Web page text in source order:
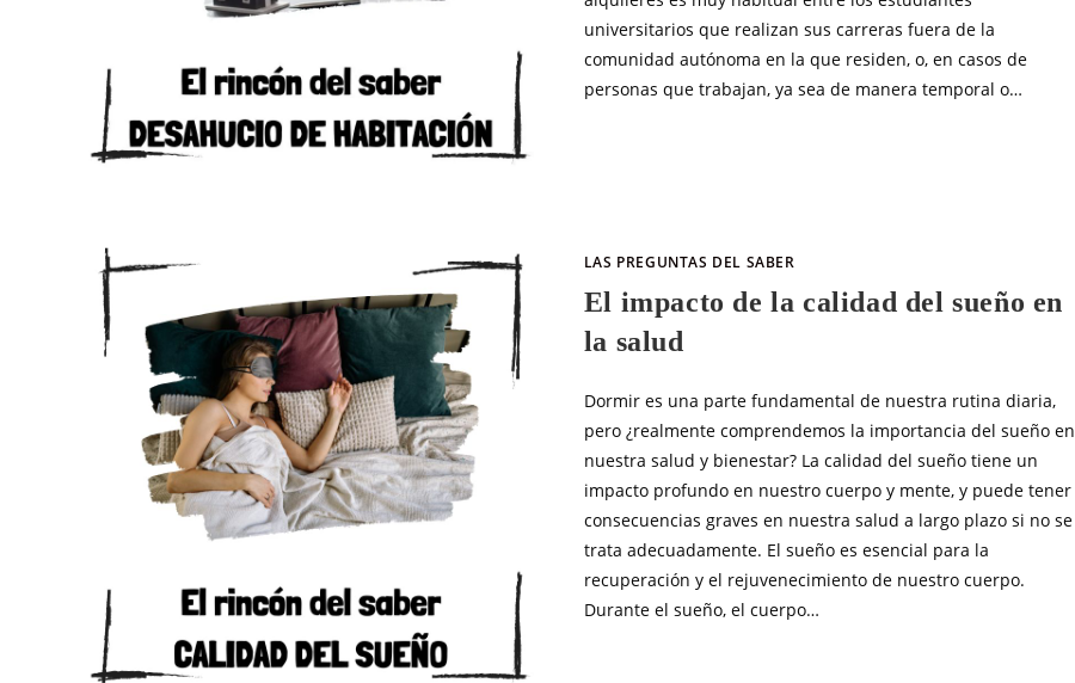
universitarios que realizan sus carreras fuera de la
comunidad autónoma en la que residen, o, en casos de
personas que trabajan, ya sea de manera temporal o…
LAS PREGUNTAS DEL SABER
El impacto de la calidad del sueño en
la salud
Dormir es una parte fundamental de nuestra rutina diaria,
pero ¿realmente comprendemos la importancia del sueño en
nuestra salud y bienestar? La calidad del sueño tiene un
impacto profundo en nuestro cuerpo y mente, y puede tener
consecuencias graves en nuestra salud a largo plazo si no se
trata adecuadamente. El sueño es esencial para la
recuperación y el rejuvenecimiento de nuestro cuerpo.
Durante el sueño, el cuerpo…